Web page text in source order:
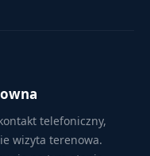
telefoniczny,
wizyta terenowa.